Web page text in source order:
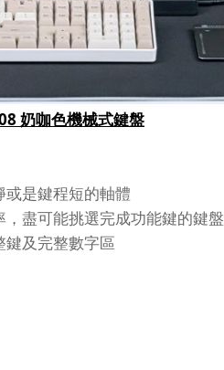
奶咖色機械式鍵盤
是鍵程短的軸體
，盡可能挑選完成功能鍵的鍵盤
鍵及完整數字區